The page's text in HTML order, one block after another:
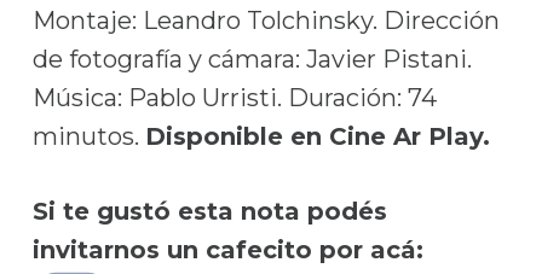
Montaje: Leandro Tolchinsky. Dirección
de fotografía y cámara: Javier Pistani.
Música: Pablo Urristi. Duración: 74
minutos. Disponible en Cine Ar Play.
Si te gustó esta nota podés
invitarnos un cafecito por acá: